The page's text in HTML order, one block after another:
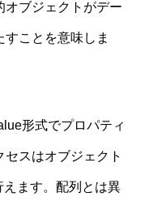
オブジェクトがデー
ことを意味しま
形式でプロパティ
スはオブジェクト
えます。配列とは異